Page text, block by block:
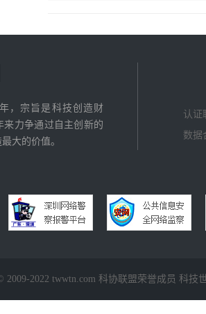
，宗旨是科技创造财
来力争通过自主创新的
大的价值。
认证
数据
2009-2022 twwtn.com 科协联盟荣誉成员 科